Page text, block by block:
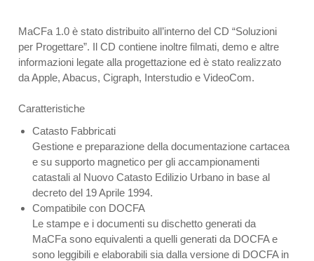
MaCFa 1.0 è stato distribuito all’interno del CD “Soluzioni
per Progettare”. Il CD contiene inoltre filmati, demo e altre
informazioni legate alla progettazione ed è stato realizzato
da Apple, Abacus, Cigraph, Interstudio e VideoCom.
Caratteristiche
Catasto Fabbricati
Gestione e preparazione della documentazione cartacea
e su supporto magnetico per gli accampionamenti
catastali al Nuovo Catasto Edilizio Urbano in base al
decreto del 19 Aprile 1994.
Compatibile con DOCFA
Le stampe e i documenti su dischetto generati da
MaCFa sono equivalenti a quelli generati da DOCFA e
sono leggibili e elaborabili sia dalla versione di DOCFA in